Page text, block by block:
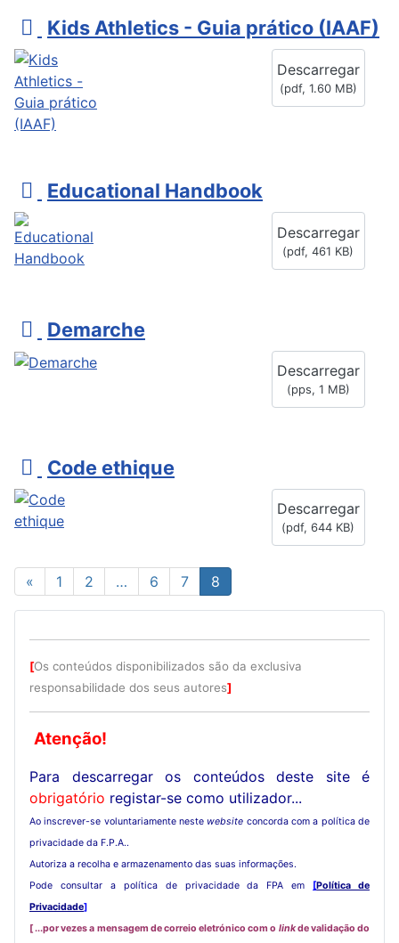
[Os conteúdos disponibilizados são da exclusiva
responsabilidade dos seus autores]
Atenção!
Para descarregar os conteúdos deste site é
obrigatório registar-se como utilizador...
Ao inscrever-se voluntariamente neste website concorda com a política de
privacidade da F.P.A..
Autoriza a recolha e armazenamento das suas informações.
Pode consultar a política de privacidade da FPA em [Política de
Privacidade]
[ ...por vezes a mensagem de correio eletrónico com o linkde validação do
p
d
f
Kids Athletics - Guia prático (IAAF)
Descarregar
(pdf, 1.60 MB)
p
f
Educational Handbook
Descarregar
(pdf, 461 KB)
d
c
n
t
o
Demarche
Descarregar
(pps, 1 MB)
p
f
Code ethique
Descarregar
(pdf, 644 KB)
« 1 2 … 6 7 8